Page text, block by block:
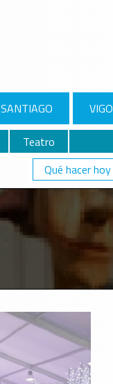
SANTIAGO VIGO
Teatro
Qué hacer hoy